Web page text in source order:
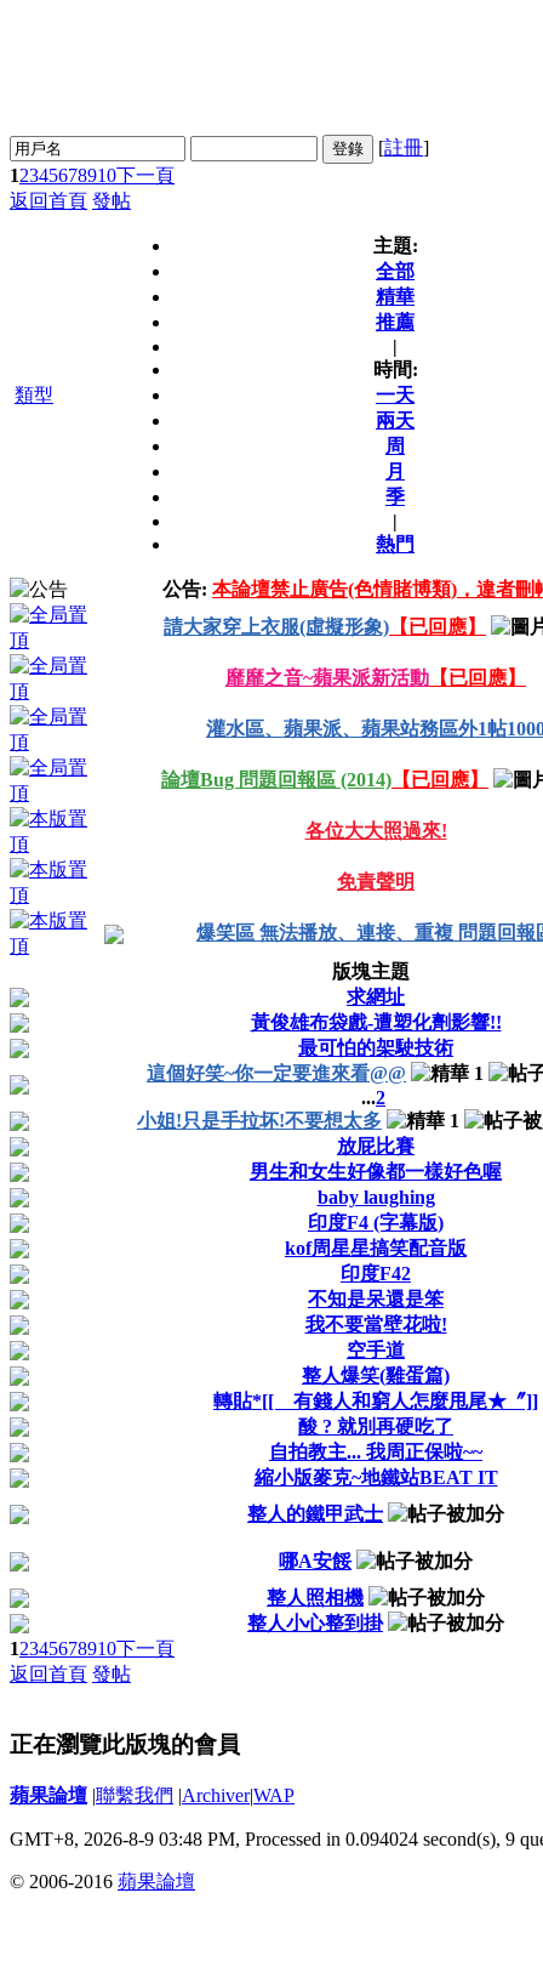
登錄 [註冊]
12345678910下一頁
返回首頁 發帖
類型
主題:
全部
精華
推薦
|
時間:
一天
兩天
周
月
季
|
熱門
公告: 本論壇禁止廣告(色情賭博類)，違者刪
請大家穿上衣服(虛擬形象) 【已回應】
靡靡之音~蘋果派新活動 【已回應】
灌水區、蘋果派、蘋果站務區外1帖
論壇Bug 問題回報區 (2014) 【已回應】
各位大大照過來!
免責聲明
爆笑區 無法播放、連接、重複 問題回報
版塊主題
求網址
黃俊雄布袋戲-遭塑化劑影響!!
最可怕的架駛技術
這個好笑~你一定要進來看@@
...2
小姐!只是手拉坏!不要想太多
放屁比賽
男生和女生好像都一樣好色喔
baby laughing
印度F4 (字幕版)
kof周星星搞笑配音版
印度F42
不知是呆還是笨
我不要當壁花啦!
空手道
整人爆笑(雞蛋篇)
轉貼*[[ 有錢人和窮人怎麼甩尾★〞]]
酸 ? 就別再硬吃了
自拍教主... 我周正保啦~~
縮小版麥克~地鐵站BEAT IT
整人的鐵甲武士
哪A安餒
整人照相機
整人小心整到掛
12345678910下一頁
返回首頁 發帖
正在瀏覽此版塊的會員
蘋果論壇 |聯繫我們 |Archiver|WAP
GMT+8, 2026-8-9 03:48 PM, Processed in 0.094024 second(s), 9
© 2006-2016 蘋果論壇